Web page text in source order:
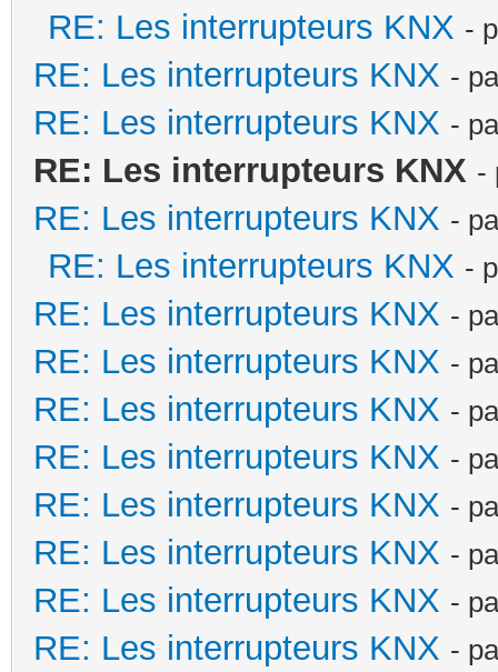
RE: Les interrupteurs KNX -
RE: Les interrupteurs KNX -
RE: Les interrupteurs KNX -
RE: Les interrupteurs KNX -
RE: Les interrupteurs KNX -
RE: Les interrupteurs KNX -
RE: Les interrupteurs KNX -
RE: Les interrupteurs KNX -
RE: Les interrupteurs KNX -
RE: Les interrupteurs KNX -
RE: Les interrupteurs KNX -
RE: Les interrupteurs KNX -
RE: Les interrupteurs KNX -
RE: Les interrupteurs KNX -